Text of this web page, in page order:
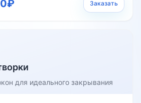
Заказать
для идеального закрывания